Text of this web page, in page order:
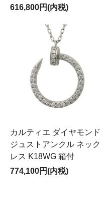
616,800円(内税)
カルティエ ダイヤモンド
ジュストアンクル ネック
レス K18WG 箱付
774,100円(内税)